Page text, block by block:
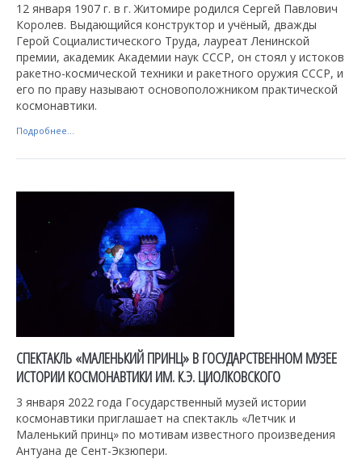
12 января 1907 г. в г. Житомире родился Сергей Павлович
Королев. Выдающийся конструктор и учёный, дважды
Герой Социалистического Труда, лауреат Ленинской
премии, академик Академии наук СССР, он стоял у истоков
ракетно-космической техники и ракетного оружия СССР, и
его по праву называют основоположником практической
космонавтики.
Подробнее...
СПЕКТАКЛЬ «МАЛЕНЬКИЙ ПРИНЦ» В ГОСУДАРСТВЕННОМ МУЗЕЕ
ИСТОРИИ КОСМОНАВТИКИ ИМ. К.Э. ЦИОЛКОВСКОГО
3 января 2022 года Государственный музей истории
космонавтики приглашает на спектакль «Летчик и
Маленький принц» по мотивам известного произведения
Антуана де Сент-Экзюпери.